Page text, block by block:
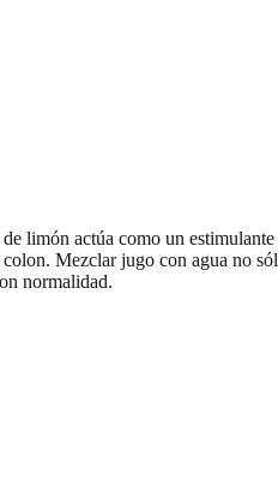
limón actúa como un estimulante
Mezclar jugo con agua no
normalidad.